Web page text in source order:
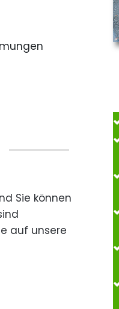
Sie können
auf unsere